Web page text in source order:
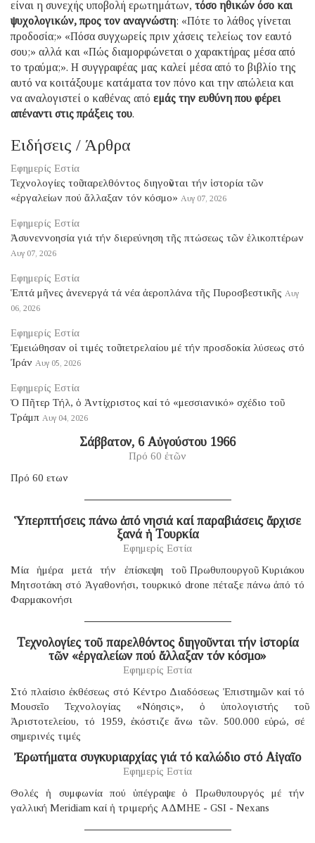
είναι η συνεχής υποβολή ερωτημάτων, τόσο ηθικών όσο και
ψυχολογικών, προς τον αναγνώστη: «Πότε το λάθος γίνεται
προδοσία;» «Πόσα συγχωρείς πριν χάσεις τελείως τον εαυτό
σου;» αλλά και «Πώς διαμορφώνεται ο χαρακτήρας μέσα από
το τραύμα;». Η συγγραφέας μας καλεί μέσα από το βιβλίο της
αυτό να κοιτάξουμε κατάματα τον πόνο και την απώλεια και
να αναλογιστεί ο καθένας από εμάς την ευθύνη που φέρει
απέναντι στις πράξεις του.
Ειδήσεις / Άρθρα
Εφημερίς Εστία
Τεχνολογίες τοῦ παρελθόντος διηγοῦνται τήν ἱστορία τῶν
«ἐργαλείων πού ἄλλαξαν τόν κόσμο» Αυγ 07, 2026
Εφημερίς Εστία
Ἀσυνεννοησία γιά τήν διερεύνηση τῆς πτώσεως τῶν ἑλικοπτέρων
Αυγ 07, 2026
Εφημερίς Εστία
Ἑπτά μῆνες ἀνενεργά τά νέα ἀεροπλάνα τῆς Πυροσβεστικῆς Αυγ
06, 2026
Εφημερίς Εστία
Ἐμειώθησαν οἱ τιμές τοῦ πετρελαίου μέ τήν προσδοκία λύσεως στό
Ἰράν Αυγ 05, 2026
Εφημερίς Εστία
Ὁ Πῆτερ Τήλ, ὁ Ἀντίχριστος καί τό «μεσσιανικό» σχέδιο τοῦ
Τράμπ Αυγ 04, 2026
Σάββατον, 6 Αὐγούστου 1966
Πρό 60 ἐτῶν
Πρό 60 ετων
Ὑπερπτήσεις πάνω ἀπό νησιά καί παραβιάσεις ἄρχισε
ξανά ἡ Τουρκία
Εφημερίς Εστία
Μία ἡμέρα μετά τήν ἐπίσκεψη τοῦ Πρωθυπουργοῦ Κυριάκου
Μητσοτάκη στό Ἀγαθονήσι, τουρκικό drone πέταξε πάνω ἀπό τό
Φαρμακονήσι
Τεχνολογίες τοῦ παρελθόντος διηγοῦνται τήν ἱστορία
τῶν «ἐργαλείων πού ἄλλαξαν τόν κόσμο»
Εφημερίς Εστία
Στό πλαίσιο ἐκθέσεως στό Κέντρο Διαδόσεως Ἐπιστημῶν καί τό
Μουσεῖο Τεχνολογίας «Νόησις», ὁ ὑπολογιστής τοῦ
Ἀριστοτελείου, τό 1959, ἐκόστιζε ἄνω τῶν. 500.000 εὐρώ, σέ
σημερινές τιμές
Ἐρωτήματα συγκυριαρχίας γιά τό καλώδιο στό Αἰγαῖο
Εφημερίς Εστία
Θολές ἡ συμφωνία πού ὑπέγραψε ὁ Πρωθυπουργός μέ τήν
γαλλική Μeridiam καί ἡ τριμερής ΑΔΜΗΕ - GSI - Nexans